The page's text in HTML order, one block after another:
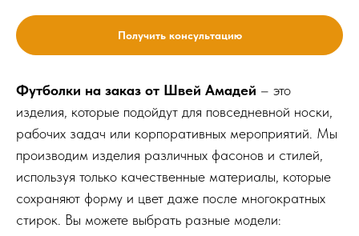
Получить консультацию
Футболки на заказ от Швей Амадей – это
изделия, которые подойдут для повседневной носки,
рабочих задач или корпоративных мероприятий. Мы
производим изделия различных фасонов и стилей,
используя только качественные материалы, которые
сохраняют форму и цвет даже после многократных
стирок. Вы можете выбрать разные модели: